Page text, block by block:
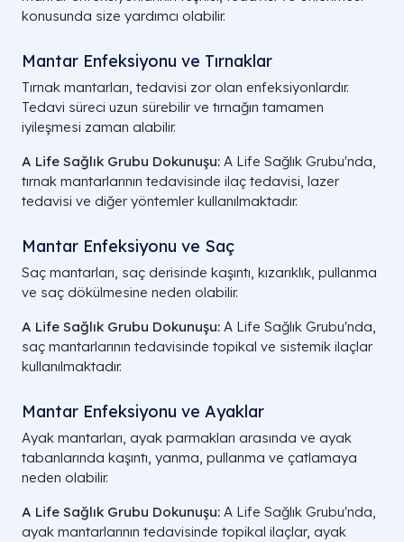
konusunda size yardımcı olabilir.
Mantar Enfeksiyonu ve Tırnaklar
Tırnak mantarları, tedavisi zor olan enfeksiyonlardır.
Tedavi süreci uzun sürebilir ve tırnağın tamamen
iyileşmesi zaman alabilir.
A Life Sağlık Grubu Dokunuşu: A Life Sağlık Grubu'nda,
tırnak mantarlarının tedavisinde ilaç tedavisi, lazer
tedavisi ve diğer yöntemler kullanılmaktadır.
Mantar Enfeksiyonu ve Saç
Saç mantarları, saç derisinde kaşıntı, kızarıklık, pullanma
ve saç dökülmesine neden olabilir.
A Life Sağlık Grubu Dokunuşu: A Life Sağlık Grubu'nda,
saç mantarlarının tedavisinde topikal ve sistemik ilaçlar
kullanılmaktadır.
Mantar Enfeksiyonu ve Ayaklar
Ayak mantarları, ayak parmakları arasında ve ayak
tabanlarında kaşıntı, yanma, pullanma ve çatlamaya
neden olabilir.
A Life Sağlık Grubu Dokunuşu: A Life Sağlık Grubu'nda,
ayak mantarlarının tedavisinde topikal ilaçlar, ayak